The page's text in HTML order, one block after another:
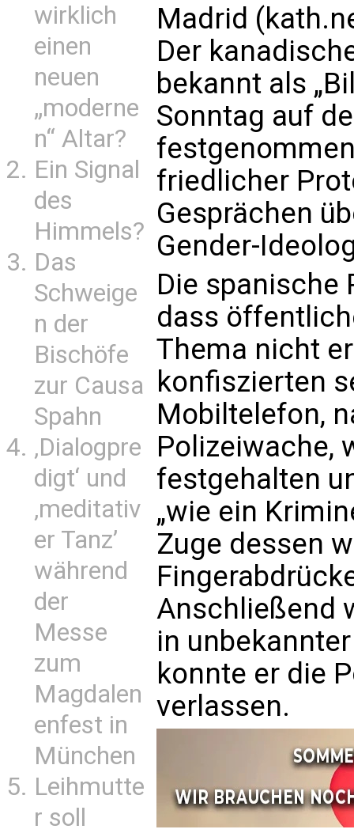
wirklich
einen
neuen
„moderne
n“ Altar?
Ein Signal
des
Himmels?
Das
Schweige
n der
Bischöfe
zur Causa
Spahn
‚Dialogpre
digt‘ und
‚meditativ
er Tanz’
während
der
Messe
zum
Magdalen
enfest in
München
Leihmutte
r soll
Madrid
Der
bekannt als
Sonntag auf
friedlicher
Gesprächen
Gender-
Die spanische
dass
Thema nicht
konfiszierten
Mobiltelefon,
Polizeiwache,
festgehalten
„wie ein
Zuge dessen
Anschließend
in
konnte er die
verlassen.